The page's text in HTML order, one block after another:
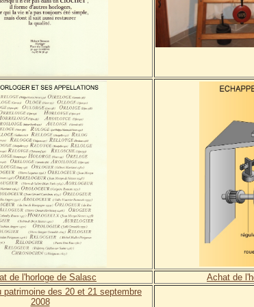
de l'horloge de Salasc Achat de
patrimoine des 20 et 21 septembre
2008